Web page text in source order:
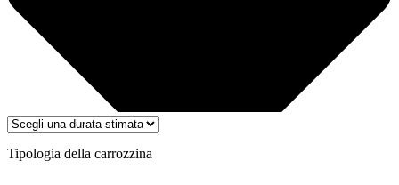
Tipologia della carrozzina